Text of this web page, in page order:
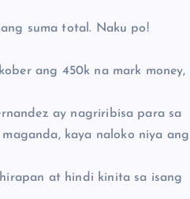
suma total. Naku po!
ang 450k na mark money,
ay nagriribisa para sa
kaya naloko niya ang
at hindi kinita sa isang